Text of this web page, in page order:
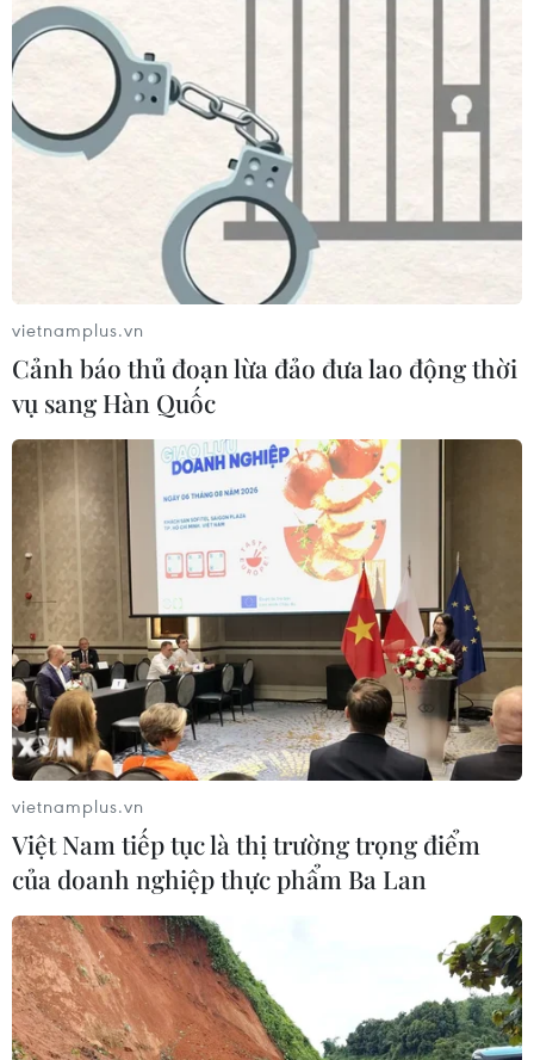
TIN CÙNG CHUYÊN MỤC
Nga thông báo tấn công căn
vietnamplus.vn
Cảnh báo thủ đoạn lừa đảo đưa lao động thời
vụ sang Hàn Quốc
vietnamplus.vn
Việt Nam tiếp tục là thị trường trọng điểm
của doanh nghiệp thực phẩm Ba Lan